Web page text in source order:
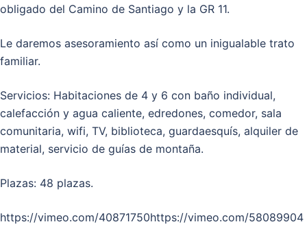
obligado del Camino de Santiago y la GR 11.
Le daremos asesoramiento así como un inigualable trato
familiar.
Servicios: Habitaciones de 4 y 6 con baño individual,
calefacción y agua caliente, edredones, comedor, sala
comunitaria, wifi, TV, biblioteca, guardaesquís, alquiler de
material, servicio de guías de montaña.
Plazas: 48 plazas.
https://vimeo.com/40871750https://vimeo.com/58089904